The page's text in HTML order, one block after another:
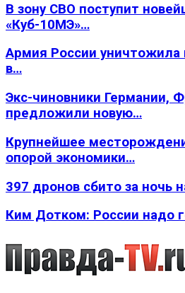
В зону СВО поступит
«Куб-10МЭ»…
Армия России
в…
Экс-чиновники Германии,
предложили новую…
Крупнейшее
опорой экономики…
397 дронов сбито за ночь
Ким Дотком: России надо